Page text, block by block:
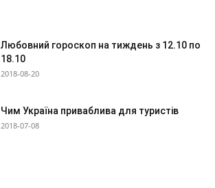
Любовний гороскоп на тиждень з 12.10 по
18.10
2018-08-20
Чим Україна приваблива для туристів
2018-07-08